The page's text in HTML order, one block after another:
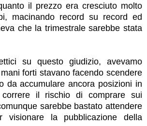
il prezzo era cresciuto molto
macinando record su record ed
che la trimestrale sarebbe stata
su questo giudizio, avevamo
forti stavano facendo scendere
da accumulare ancora posizioni in
il rischio di comprare sui
sarebbe bastato attendere
la pubblicazione della